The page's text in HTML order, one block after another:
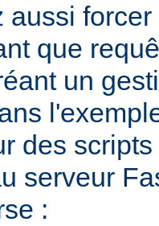
aussi
que
un
des
serveur
: